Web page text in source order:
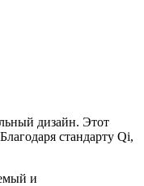
дизайн. Этот
стандарту Qi,
и